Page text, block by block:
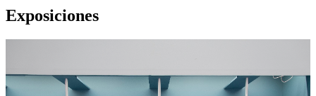
Exposiciones